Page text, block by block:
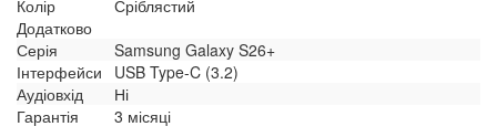
Колір
Сріблястий
Додатково
Серія
Samsung Galaxy S26+
Інтерфейси
USB Type-C (3.2)
Аудіовхід
Ні
Гарантія
3 місяці